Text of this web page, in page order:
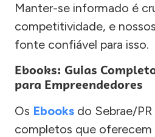
Manter-se informado é
competitividade, e
fonte confiável para isso.
Ebooks: Guias
para Empreendedores
Os Ebooks do Sebrae/PR
completos que oferecem